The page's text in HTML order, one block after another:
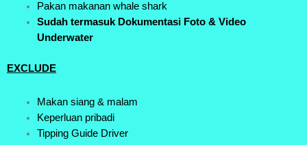
Pakan makanan whale shark
Sudah termasuk Dokumentasi Foto & Video
Underwater
EXCLUDE
Makan siang & malam
Keperluan pribadi
Tipping Guide Driver